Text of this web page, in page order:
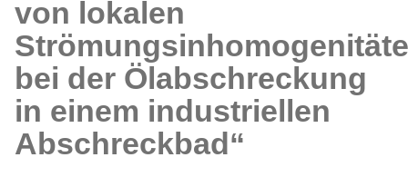
AWT
Netzwerk
Veranstaltungen
von lokalen
bei der Ölabschreckung
in einem industriellen
Abschreckbad“